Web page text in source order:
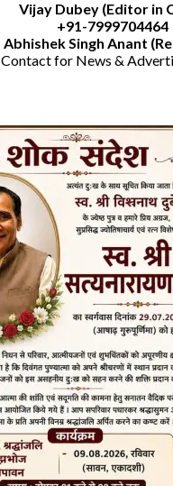
Vijay Dubey (Editor in
+91-7999704464
Abhishek Singh Anant
Contact for News &